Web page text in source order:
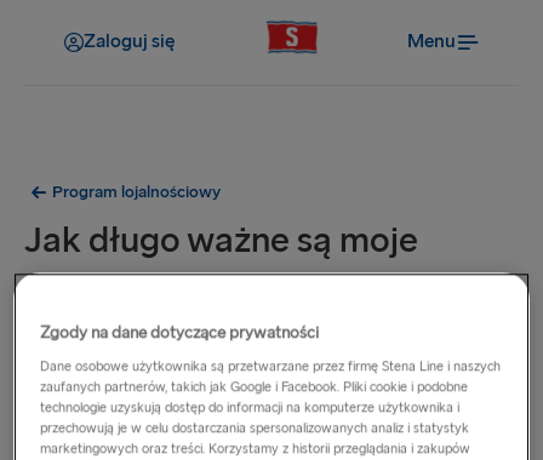
Zaloguj się Menu
Program lojalnościowy
Jak długo ważne są moje
punkty Stena MORE?
następnego roku.
Przykład 1: Zdobywasz punkty w lutym 2025 r. Punkty te
Zgody na dane dotyczące prywatności
Dane osobowe użytkownika są przetwarzane przez firmę Stena Line i naszych
zaufanych partnerów, takich jak Google i Facebook. Pliki cookie i podobne
technologie uzyskują dostęp do informacji na komputerze użytkownika i
przechowują je w celu dostarczania spersonalizowanych analiz i statystyk
marketingowych oraz treści. Korzystamy z historii przeglądania i zakupów